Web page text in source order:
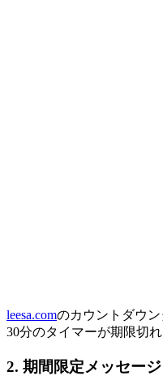
leesa.comのカウントダウ
30分のタイマーが期限切
2. 期間限定メッセージ